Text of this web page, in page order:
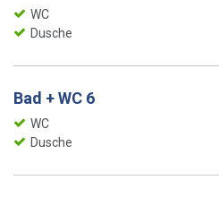
WC
Dusche
Bad + WC 6
WC
Dusche